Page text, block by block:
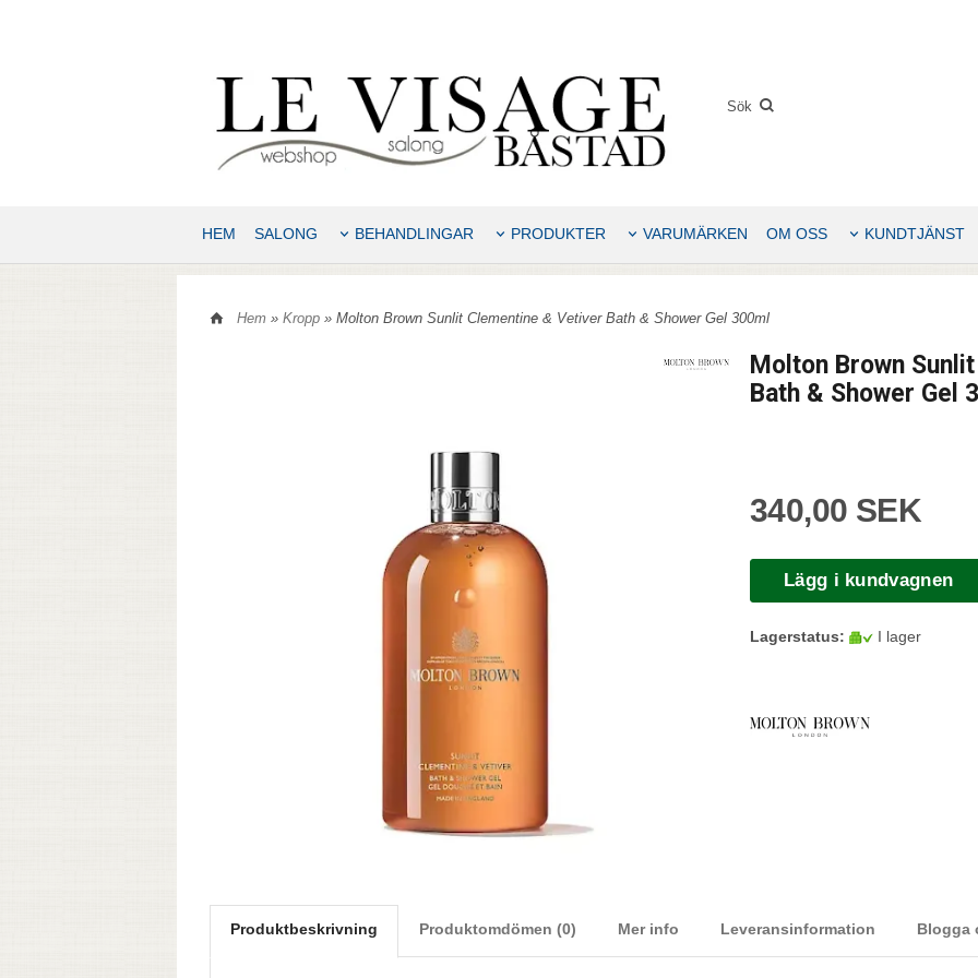
HEM SALONG BEHANDLINGAR PRODUKTER VARUMÄRKEN OM OSS KUNDTJÄNST
Hem » Kropp » Molton Brown Sunlit Clementine & Vetiver Bath & Shower Gel 300ml
Molton Brown
Bath & Shower Gel
340,00 SEK
Lägg i kundvagnen
Lagerstatus: I lager
Produktbeskrivning Produktomdömen (0) Mer info Leveransinformation Blogga